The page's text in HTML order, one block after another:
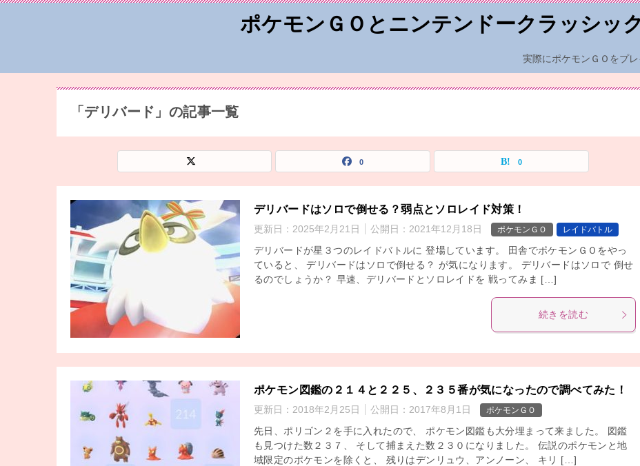
ポケモンＧＯとニンテンドークラッシッ
実際にポケモンＧＯをプ
「デリバード」の記事一覧
0 0
デリバードはソロで倒せる？弱点とソロレイド対策！
更新日： 2025年2月21日 公開日： 2021年12月18日 ポケモンＧＯ レイドバトル
デリバードが星３つのレイドバトルに 登場しています。 田舎でポケモンＧＯをやっ
ていると、 デリバードはソロで倒せる？ が気になります。 デリバードはソロで 倒せ
るのでしょうか？ 早速、デリバードとソロレイドを 戦ってみま […]
続きを読む
ポケモン図鑑の２１４と２２５、２３５番が気になったので調べてみた！
更新日： 2018年2月25日 公開日： 2017年8月1日 ポケモンＧＯ
先日、ポリゴン２を手に入れたので、 ポケモン図鑑も大分埋まって来ました。 図鑑
も見つけた数２３７、 そして捕まえた数２３０になりました。 伝説のポケモンと地
域限定のポケモンを除くと、 残りはデンリュウ、アンノーン、 キリ […]